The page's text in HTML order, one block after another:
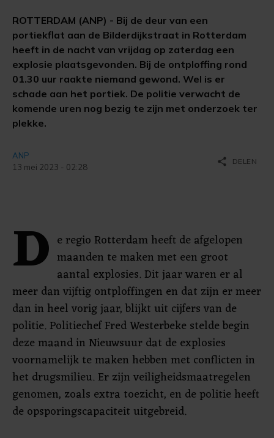
ROTTERDAM (ANP) - Bij de deur van een
portiekflat aan de Bilderdijkstraat in Rotterdam
heeft in de nacht van vrijdag op zaterdag een
explosie plaatsgevonden. Bij de ontploffing rond
01.30 uur raakte niemand gewond. Wel is er
schade aan het portiek. De politie verwacht de
komende uren nog bezig te zijn met onderzoek ter
plekke.
ANP
13 mei 2023 - 02:28
share DELEN
D e regio Rotterdam heeft de afgelopen
maanden te maken met een groot
aantal explosies. Dit jaar waren er al
meer dan vijftig ontploffingen en dat zijn er meer
dan in heel vorig jaar, blijkt uit cijfers van de
politie. Politiechef Fred Westerbeke stelde begin
deze maand in Nieuwsuur dat de explosies
voornamelijk te maken hebben met conflicten in
het drugsmilieu. Er zijn veiligheidsmaatregelen
genomen, zoals extra toezicht, en de politie heeft
de opsporingscapaciteit uitgebreid.